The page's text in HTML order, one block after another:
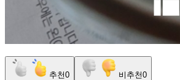
추천0 비추천0